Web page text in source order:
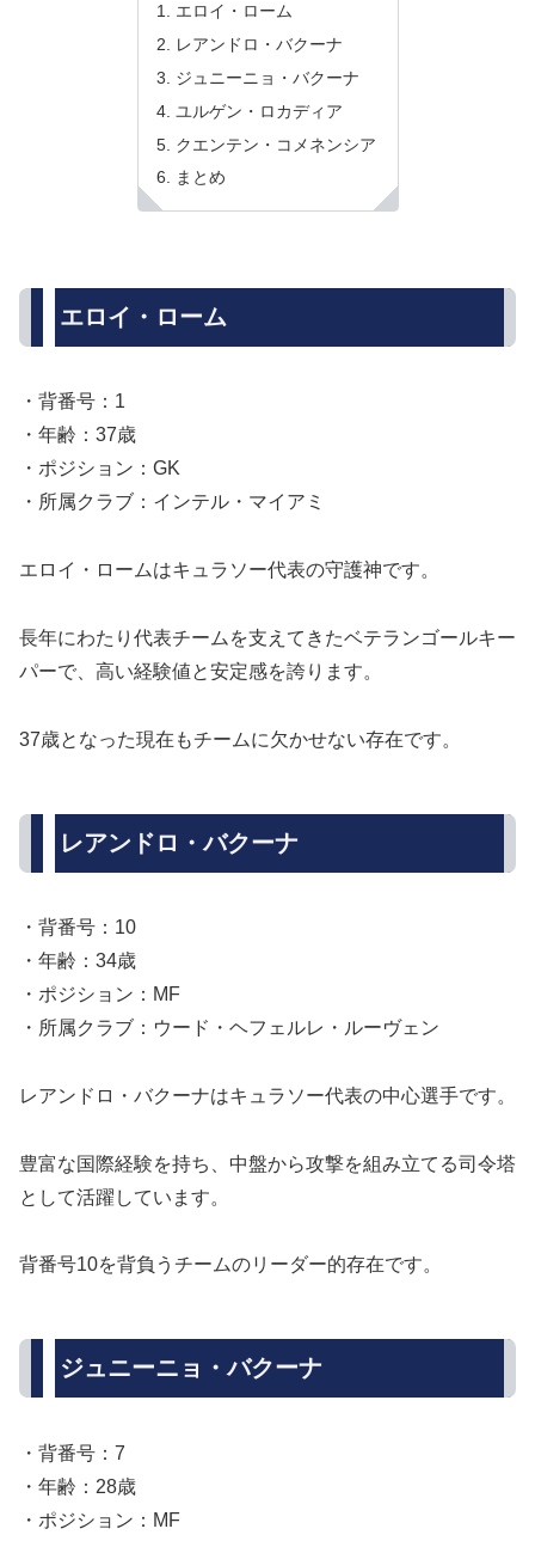
エロイ・ローム
レアンドロ・バクーナ
ジュニーニョ・バクーナ
ユルゲン・ロカディア
クエンテン・コメネンシア
まとめ
エロイ・ローム
・背番号：1
・年齢：37歳
・ポジション：GK
・所属クラブ：インテル・マイアミ
エロイ・ロームはキュラソー代表の守護神です。
長年にわたり代表チームを支えてきたベテランゴールキー
パーで、高い経験値と安定感を誇ります。
37歳となった現在もチームに欠かせない存在です。
レアンドロ・バクーナ
・背番号：10
・年齢：34歳
・ポジション：MF
・所属クラブ：ウード・ヘフェルレ・ルーヴェン
レアンドロ・バクーナはキュラソー代表の中心選手です。
豊富な国際経験を持ち、中盤から攻撃を組み立てる司令塔
として活躍しています。
背番号10を背負うチームのリーダー的存在です。
ジュニーニョ・バクーナ
・背番号：7
・年齢：28歳
・ポジション：MF